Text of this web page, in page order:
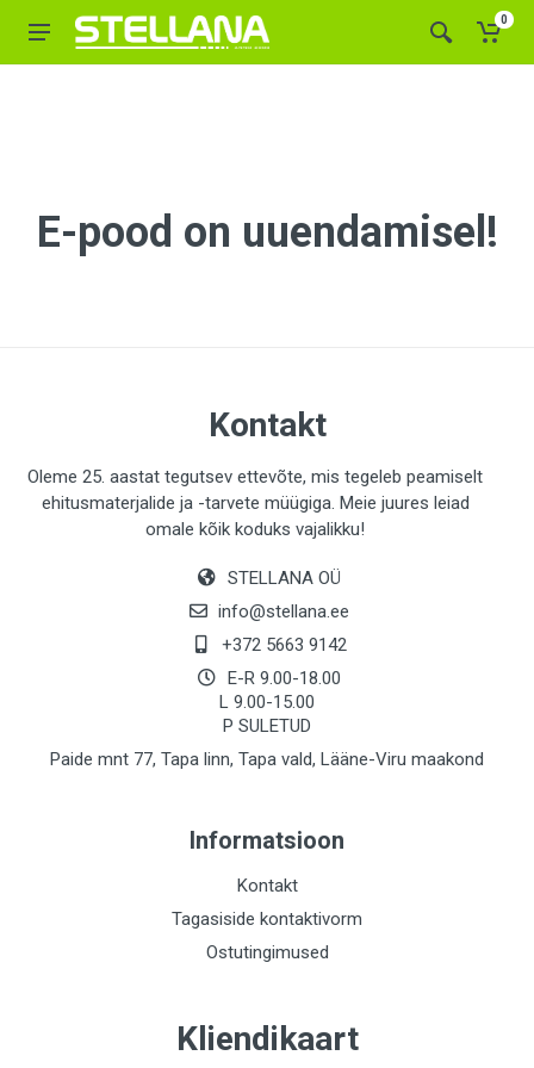
0
E-pood on uuendamisel!
Kontakt
Oleme 25. aastat tegutsev ettevõte, mis tegeleb peamiselt
ehitusmaterjalide ja -tarvete müügiga. Meie juures leiad
omale kõik koduks vajalikku!
STELLANA OÜ
info@stellana.ee
+372 5663 9142
E-R 9.00-18.00
L 9.00-15.00
P SULETUD
Paide mnt 77, Tapa linn, Tapa vald, Lääne-Viru maakond
Informatsioon
Kontakt
Tagasiside kontaktivorm
Ostutingimused
Kliendikaart